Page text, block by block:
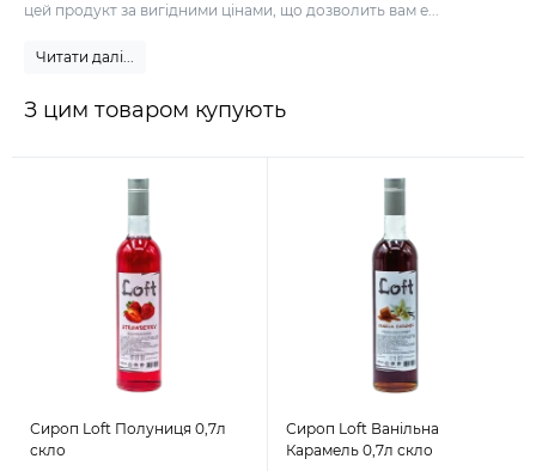
цей продукт за вигідними цінами, що дозволить вам е...
Читати далі...
З цим товаром купують
Сироп Loft Полуниця 0,7л
скло
Сироп Loft Ванільна
Карамель 0,7л скло